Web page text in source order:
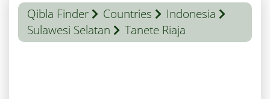
Qibla Finder Countries
Indonesia
Sulawesi Selatan
Tanete Riaja